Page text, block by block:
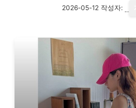
2026-05-12 작성자: